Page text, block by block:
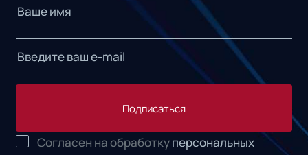
Подписаться
Согласен на обработкуперсональных